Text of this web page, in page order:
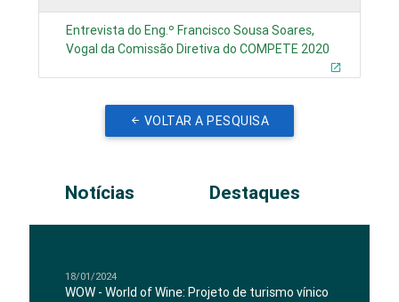
Entrevista do Eng.º Francisco Sousa Soares,
Vogal da Comissão Diretiva do COMPETE 2020
VOLTAR A PESQUISA
Notícias Destaques
18/01/2024
WOW - World of Wine: Projeto de turismo vínico